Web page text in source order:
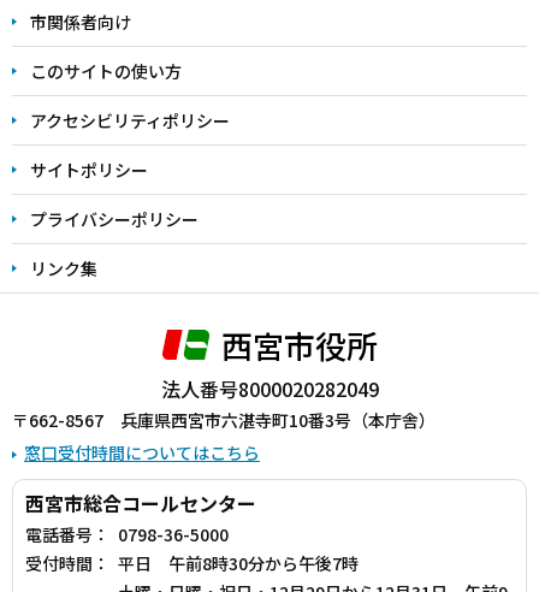
こ
ま
で
市関係者向け
このサイトの使い方
アクセシビリティポリシー
サイトポリシー
プライバシーポリシー
リンク集
西宮市役所
法人番号8000020282049
〒662-8567 兵庫県西宮市六湛寺町10番3号（本庁舎）
窓口受付時間についてはこちら
西宮市総合コールセンター
電話番号：
0798-36-5000
受付時間：
平日 午前8時30分から午後7時